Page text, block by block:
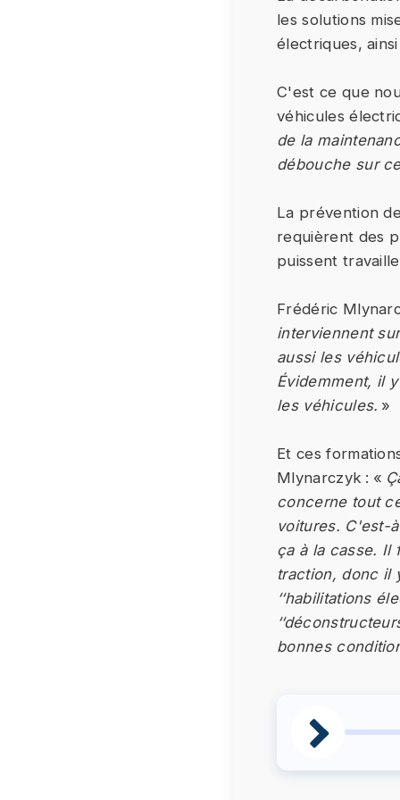
les solutions
électriques,
C'est ce que
véhicules
de la
débouche sur
La prévention
requièrent des
puissent
Frédéric
interviennent
aussi les
Évidemment, il
les véhicules. »
Et ces
Mlynarczyk : «
concerne tout
voitures. C'est-
ça à la casse. Il
traction, donc il
‘‘habilitations
bonnes